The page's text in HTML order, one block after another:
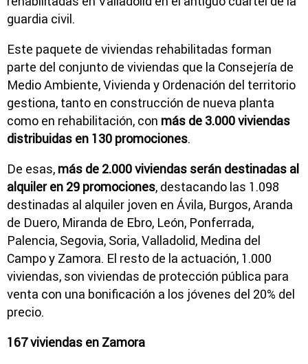
guardia civil.
Este paquete de viviendas rehabilitadas forman
parte del conjunto de viviendas que la Consejería de
Medio Ambiente, Vivienda y Ordenación del territorio
gestiona, tanto en construcción de nueva planta
como en rehabilitación, con más de 3.000 viviendas
distribuidas en 130 promociones.
De esas, más de 2.000 viviendas serán destinadas al
alquiler en 29 promociones, destacando las 1.098
destinadas al alquiler joven en Ávila, Burgos, Aranda
de Duero, Miranda de Ebro, León, Ponferrada,
Palencia, Segovia, Soria, Valladolid, Medina del
Campo y Zamora. El resto de la actuación, 1.000
viviendas, son viviendas de protección pública para
venta con una bonificación a los jóvenes del 20% del
precio.
167 viviendas en Zamora